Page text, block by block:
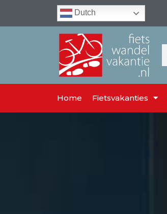
Dutch
Home Fietsvakanties